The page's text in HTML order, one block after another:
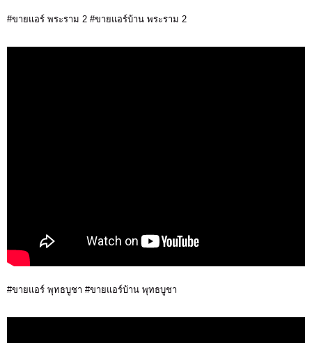
#ขายแอร์ พระราม 2 #ขายแอร์บ้าน พระราม 2
#ขายแอร์ พุทธบูชา #ขายแอร์บ้าน พุทธบูชา